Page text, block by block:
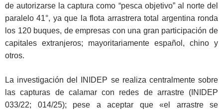
de autorizarse la captura como “pesca objetivo” al norte del
paralelo 41°, ya que la flota arrastrera total argentina ronda
los 120 buques, de empresas con una gran participación de
capitales extranjeros; mayoritariamente español, chino y
otros.
La investigación del INIDEP se realiza centralmente sobre
las capturas de calamar con redes de arrastre (INIDEP
033/22; 014/25); pese a aceptar que «el arrastre se